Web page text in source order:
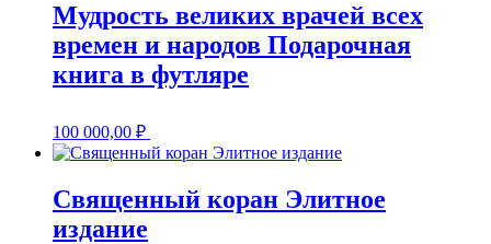
Мудрость великих врачей всех
времен и народов Подарочная
книга в футляре
100 000,00 ₽
Священный коран Элитное
издание